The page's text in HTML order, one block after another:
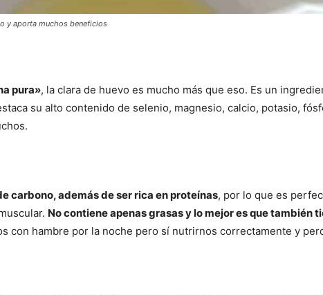
y aporta muchos beneficios
pura», la clara de huevo es mucho más que eso. Es un
su alto contenido de selenio, magnesio, calcio, potasio,
carbono, además de ser rica en proteínas, por lo que es
No contiene apenas grasas y lo mejor es que también
con hambre por la noche pero sí nutrirnos correctamente y